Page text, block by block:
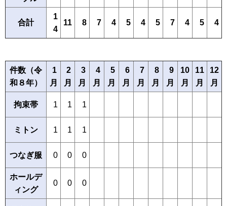
合計
1
4
11 8 7 4 5 4 5 7 4 5 4
件数（令
和８年）
1
月
2
月
3
月
4
月
5
月
6
月
7
月
8
月
9
月
10
月
11
月
12
月
拘束帯 1 1 1
ミトン 1 1 1
つなぎ服 0 0 0
ホールデ
ィング
0 0 0